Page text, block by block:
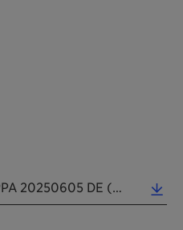
Media Release Addworks PPA 20250605 DE (0.30 MB)